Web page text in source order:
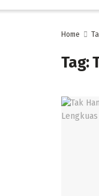
Home
Tag: